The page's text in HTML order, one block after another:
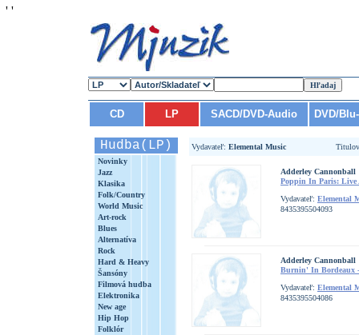
' '
CD LP SACD/DVD-Audio DVD/
Hudba(LP)
Novinky
Jazz
Klasika
Folk/Country
World Music
Art-rock
Blues
Alternatíva
Rock
Hard & Heavy
Šansóny
Filmová hudba
Elektronika
New age
Hip Hop
Folklór
Vydavateľ: Elemental Music
Adderley Cannonball
Poppin In Paris: Live
Vydavateľ: Elemental
8435395504093
Adderley Cannonball
Burnin' In Bordeaux
Vydavateľ: Elemental
8435395504086